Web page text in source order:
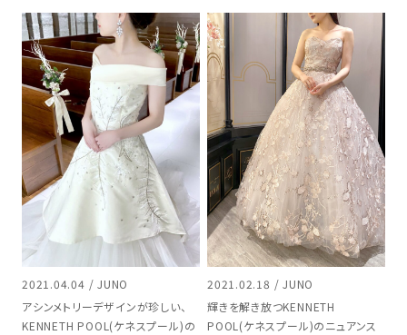
2021.04.04 / JUNO
アシンメトリーデザインが珍しい、
KENNETH POOL(ケネスプール)の
2021.02.18 / JUNO
輝きを解き放つKENNETH
POOL(ケネスプール)のニュアンス